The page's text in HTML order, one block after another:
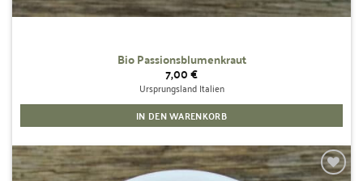
Bio Passionsblumenkraut
7,00€
Ursprungsland Italien
IN DEN WARENKORB